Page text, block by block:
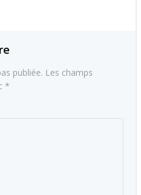
publiée. Les champs
*